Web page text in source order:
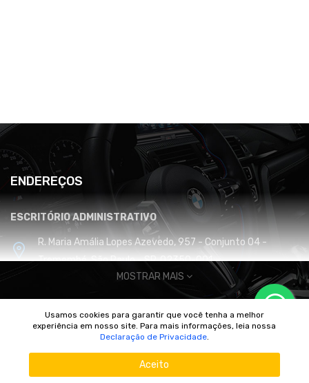
ENDEREÇOS
ESCRITÓRIO ADMINISTRATIVO
R. Maria Amália Lopes Azevedo, 957 - Conjunto 04 -
Tremembé, São Paulo - SP, 02350-001
CENTRO DE DISTRIBUIÇÃO E LOGÍSTICA
Cabreúva / SP
MOSTRAR MAIS
© 2010/2025 Imperador Motores |DhiWeb Desenvolvimento de
Usamos cookies para garantir que você tenha a melhor
experiência em nosso site. Para mais informações, leia nossa
Declaração de Privacidade.
Aceito